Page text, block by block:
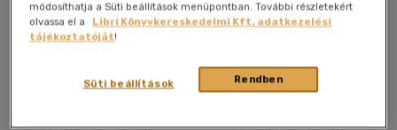
Német(76)
Olasz(16)
Vélemény szerint
Fő a kötelesség?
Könyv
Gyémántvadászok
Könyv
módosíthatja a Süti beállítások menüpontban. További részletekért
olvassa el a
Libri Könyvkereskedelmi Kft. adatkezelési
tájékoztatóját!
Rendben
Süti beállítások